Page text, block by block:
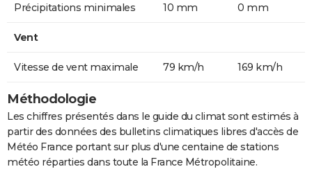
Précipitations minimales 10 mm 0 mm
Vent
Vitesse de vent maximale 79 km/h 169 km/h
Méthodologie
Les chiffres présentés dans le guide du climat sont estimés à
partir des données des bulletins climatiques libres d'accès de
Météo France portant sur plus d'une centaine de stations
météo réparties dans toute la France Métropolitaine.